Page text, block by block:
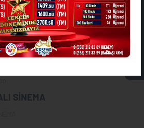
SİNEMA